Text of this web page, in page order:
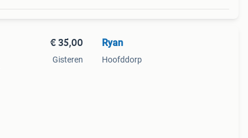
€ 35,00
Gisteren
Ryan
Hoofddorp